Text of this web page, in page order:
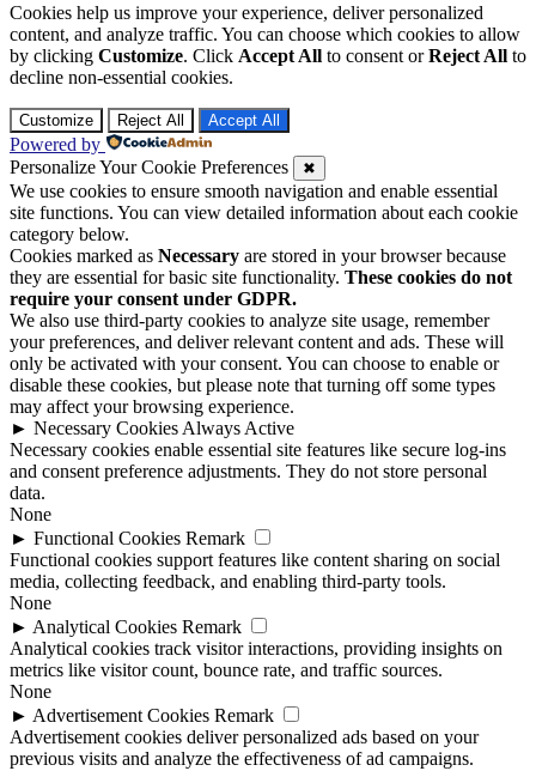
Cookies help us improve your experience, deliver personalized
content, and analyze traffic. You can choose which cookies to allow
by clicking Customize. Click Accept All to consent orReject All to
decline non-essential cookies.
Customize Reject All Accept All
Powered by
Personalize Your Cookie Preferences
✖
We use cookies to ensure smooth navigation and enable essential
site functions. You can view detailed information about each cookie
category below.
Cookies marked as Necessary are stored in your browser because
they are essential for basic site functionality. These cookies do not
require your consent under GDPR.
We also use third-party cookies to analyze site usage, remember
your preferences, and deliver relevant content and ads. These will
only be activated with your consent. You can choose to enable or
disable these cookies, but please note that turning off some types
may affect your browsing experience.
► Necessary Cookies Always Active
Necessary cookies enable essential site features like secure log-ins
and consent preference adjustments. They do not store personal
data.
None
► Functional Cookies Remark
Functional cookies support features like content sharing on social
media, collecting feedback, and enabling third-party tools.
None
► Analytical Cookies Remark
Analytical cookies track visitor interactions, providing insights on
metrics like visitor count, bounce rate, and traffic sources.
None
► Advertisement Cookies Remark
Advertisement cookies deliver personalized ads based on your
previous visits and analyze the effectiveness of ad campaigns.